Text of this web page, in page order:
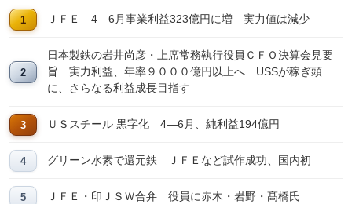
ＪＦＥ 4―6月事業利益323億円に増 実力値は減少
日本製鉄の岩井尚彦・上席常務執行役員ＣＦＯ決算会見要
旨 実力利益、年率９０００億円以上へ USSが稼ぎ頭
に、さらなる利益成長目指す
ＵＳスチール 黒字化 4―6月、純利益194億円
グリーン水素で還元鉄 ＪＦＥなど試作成功、国内初
ＪＦＥ・印ＪＳＷ合弁 役員に赤木・岩野・髙橋氏